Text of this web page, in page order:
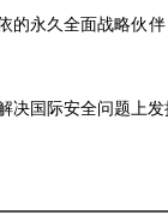
的永久全面战略伙
决国际安全问题上